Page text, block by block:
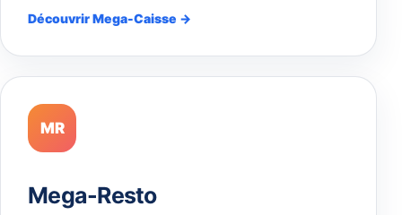
Découvrir Mega-Caisse →
MR
Mega-Resto